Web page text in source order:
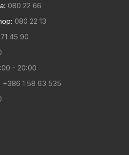
080 22 66
080 22 13
45 90
- 20:00
+386 1 58 63 535